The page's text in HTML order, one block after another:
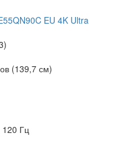
EU 4K Ultra
(139,7 см)
120 Гц